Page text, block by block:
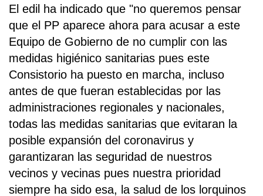
El edil ha indicado que "no queremos pensar
que el PP aparece ahora para acusar a este
Equipo de Gobierno de no cumplir con las
medidas higiénico sanitarias pues este
Consistorio ha puesto en marcha, incluso
antes de que fueran establecidas por las
administraciones regionales y nacionales,
todas las medidas sanitarias que evitaran la
posible expansión del coronavirus y
garantizaran las seguridad de nuestros
vecinos y vecinas pues nuestra prioridad
siempre ha sido esa, la salud de los lorquinos